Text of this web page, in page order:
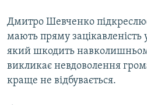
Дмитро Шевченко
мають пряму зацікавленість
який шкодить
викликає невдоволення
краще не відбувається.